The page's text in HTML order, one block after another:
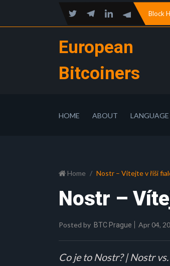
Block
European
Bitcoiners
HOME ABOUT LANGUAGE
Home Nostr – Vítejte v říši
Nostr –
Posted by BTC Prague Apr 04,
Co je to Nostr? | Nostr